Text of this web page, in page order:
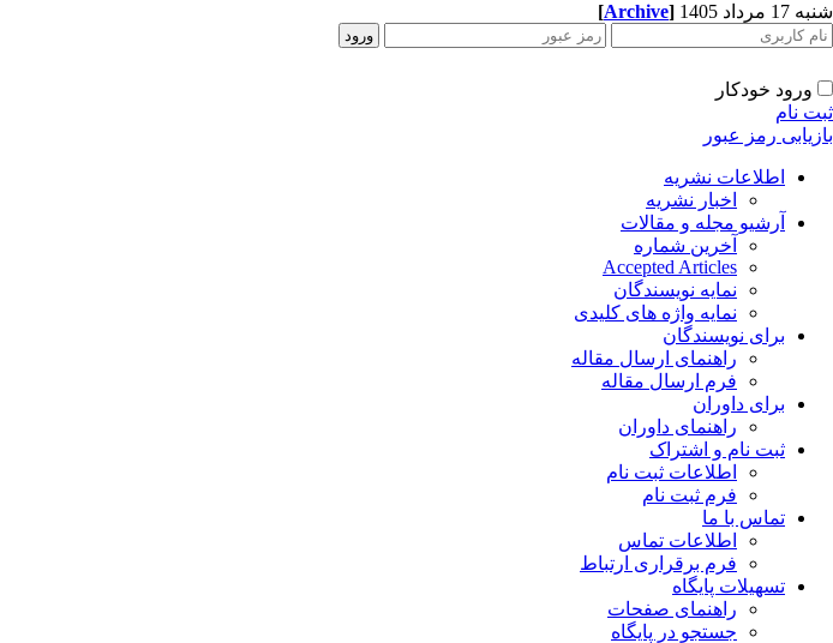
شنبه 17 مرداد 1405 [Archive]
ورود خودکار
ثبت نام
بازیابی رمز عبور
اطلاعات نشریه
اخبار نشریه
آرشیو مجله و مقالات
آخرین شماره
Accepted Articles
نمایه نویسندگان
نمایه واژه های کلیدی
برای نویسندگان
راهنمای ارسال مقاله
فرم ارسال مقاله
برای داوران
راهنمای داوران
ثبت نام و اشتراک
اطلاعات ثبت نام
فرم ثبت نام
تماس با ما
اطلاعات تماس
فرم برقراری ارتباط
تسهیلات پایگاه
راهنمای صفحات
جستجو در پایگاه